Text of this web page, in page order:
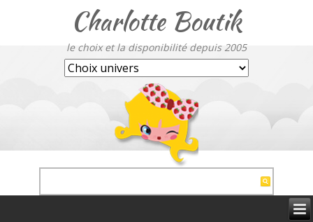
Charlotte Boutik
le choix et la disponibilité depuis 2005